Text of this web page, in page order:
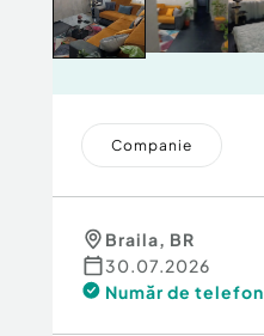
Companie
Braila, BR
30.07.2026
Număr de telefon